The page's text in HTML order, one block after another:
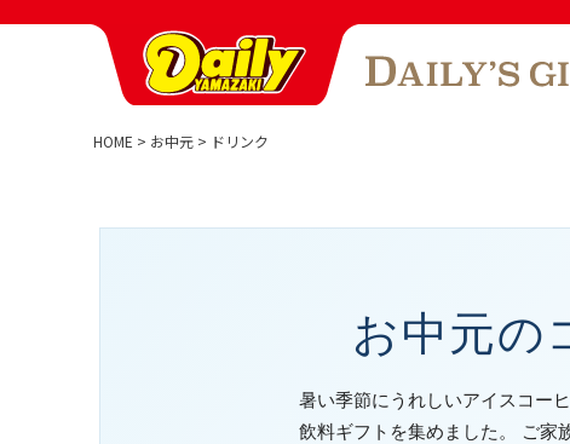
HOME お中元 ドリンク
お中元の
暑い季節にうれしいアイスコー
飲料ギフトを集めました。 ご家